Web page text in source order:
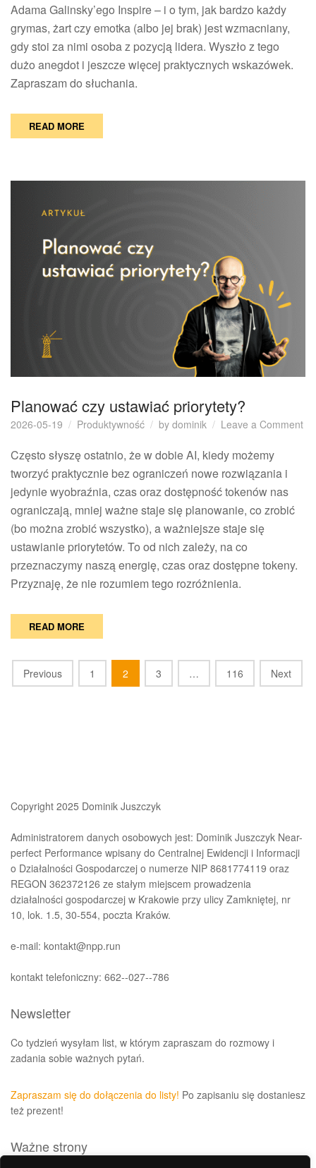
Adama Galinsky’ego Inspire – i o tym, jak bardzo każdy
grymas, żart czy emotka (albo jej brak) jest wzmacniany,
gdy stoi za nimi osoba z pozycją lidera. Wyszło z tego
dużo anegdot i jeszcze więcej praktycznych wskazówek.
Zapraszam do słuchania.
READ MORE
Planować czy ustawiać priorytety?
2026-05-19 Produktywność by dominik Leave a Commenton
Często słyszę ostatnio, że w dobie AI, kiedy możemy
tworzyć praktycznie bez ograniczeń nowe rozwiązania i
jedynie wyobraźnia, czas oraz dostępność tokenów nas
ograniczają, mniej ważne staje się planowanie, co zrobić
(bo można zrobić wszystko), a ważniejsze staje się
ustawianie priorytetów. To od nich zależy, na co
przeznaczymy naszą energię, czas oraz dostępne tokeny.
Przyznaję, że nie rozumiem tego rozróżnienia.
READ MORE
Posts
navigation
Previous 1 2 3 … 116 Next
Copyright 2025 Dominik Juszczyk
Administratorem danych osobowych jest: Dominik Juszczyk Near-
perfect Performance wpisany do Centralnej Ewidencji i Informacji
o Działalności Gospodarczej o numerze NIP 8681774119 oraz
REGON 362372126 ze stałym miejscem prowadzenia
działalności gospodarczej w Krakowie przy ulicy Zamkniętej, nr
10, lok. 1.5, 30-554, poczta Kraków.
e-mail: kontakt@npp.run
kontakt telefoniczny: 662--027--786
Newsletter
Co tydzień wysyłam list, w którym zapraszam do rozmowy i
zadania sobie ważnych pytań.
Zapraszam się do dołączenia do listy! Po zapisaniu się dostaniesz
też prezent!
Ważne strony